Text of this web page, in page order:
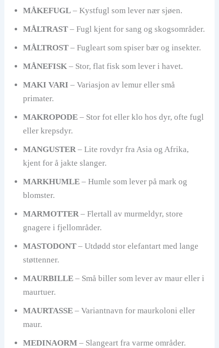
MÅKEFUGL– Kystfugl som lever nær sjøen.
MÅLTRAST– Fugl kjent for sang og skogsområder.
MÅLTROST– Fugleart som spiser bær og insekter.
MÅNEFISK– Stor, flat fisk som lever i havet.
MAKI VARI – Variasjon av lemur eller små
primater.
MAKROPODE– Stor fot eller klo hos dyr, ofte fugl
eller krepsdyr.
MANGUSTER– Lite rovdyr fra Asia og Afrika,
kjent for å jakte slanger.
MARKHUMLE– Humle som lever på mark og
blomster.
MARMOTTER– Flertall av murmeldyr, store
gnagere i fjellområder.
MASTODONT– Utdødd stor elefantart med lange
støttenner.
MAURBILLE– Små biller som lever av maur eller i
maurtuer.
MAURTASSE– Variantnavn for maurkoloni eller
maur.
MEDINAORM– Slangeart fra varme områder.